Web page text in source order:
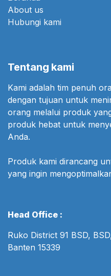
About us
Hubungi kami
Tentang kami
Kami adalah tim penuh
dengan tujuan untuk
orang melalui produk
produk hebat untuk
Anda.
Produk kami dirancang
yang ingin
Head Office :
Ruko District 91 BSD,
Banten 15339